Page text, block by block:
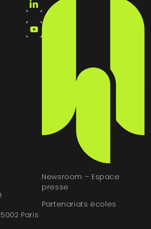
Newsroom – Espace
presse
Partenariats écoles
Paris